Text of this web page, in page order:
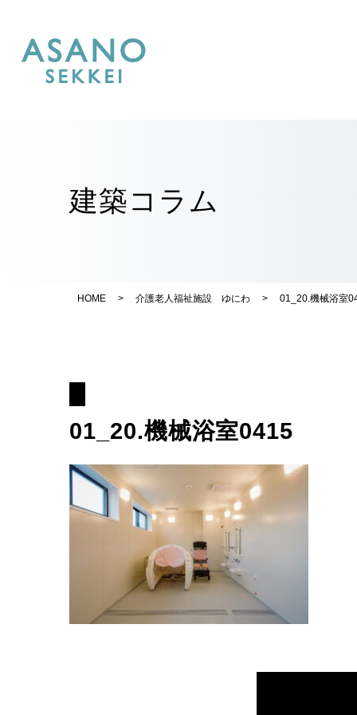
建築コラム
HOME > 介護老人福祉施設 ゆにわ > 01_20.機械浴室
01_20.機械浴室0415